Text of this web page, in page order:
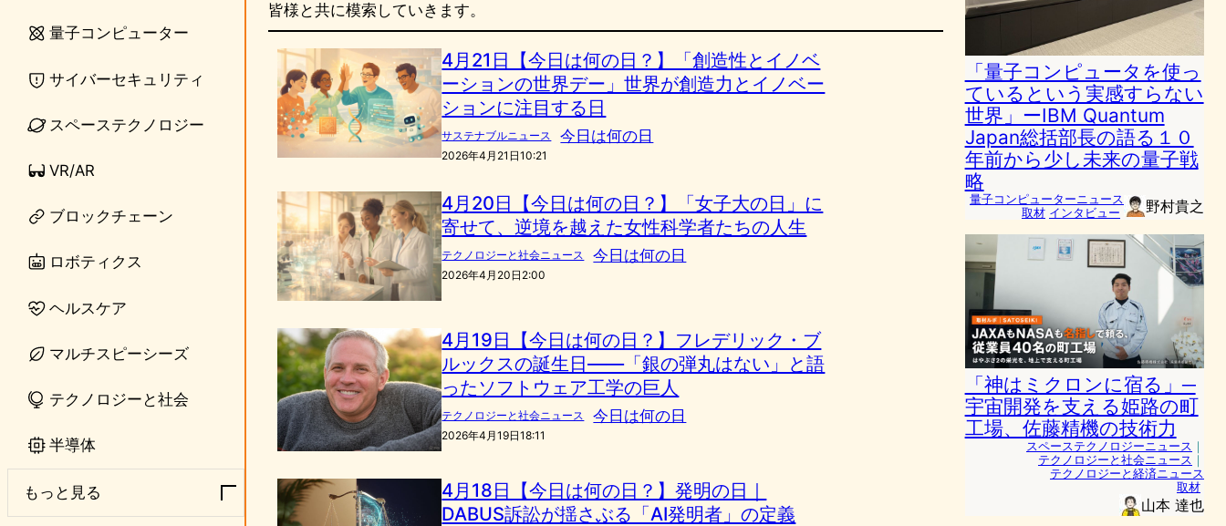
量子コンピューター
サイバーセキュリティ
スペーステクノロジー
VR/AR
ブロックチェーン
ロボティクス
ヘルスケア
マルチスピーシーズ
テクノロジーと社会
半導体
もっと見る
皆様と共に模索していきます。
4月21日【今日は何の日？】「創造性とイノベ
ーションの世界デー」世界が創造力とイノベー
ションに注目する日
サステナブルニュース 今日は何の日
2026年4月21日10:21
4月20日【今日は何の日？】「女子大の日」に
寄せて、逆境を越えた女性科学者たちの人生
テクノロジーと社会ニュース 今日は何の日
2026年4月20日2:00
4月19日【今日は何の日？】フレデリック・ブ
ルックスの誕生日――「銀の弾丸はない」と語
ったソフトウェア工学の巨人
テクノロジーと社会ニュース 今日は何の日
2026年4月19日18:11
4月18日【今日は何の日？】発明の日｜
DABUS訴訟が揺さぶる「AI発明者」の定義
「量子コンピュータを使っ
ているという実感すらない
世界」ーIBM Quantum
Japan総括部長の語る１０
年前から少し未来の量子戦
略
量子コンピューターニュース
取材 インタビュー 野村貴之
「神はミクロンに宿る」─
宇宙開発を支える姫路の町
工場、佐藤精機の技術力
スペーステクノロジーニュース ｜
テクノロジーと社会ニュース ｜
テクノロジーと経済ニュース
取材
山本 達也